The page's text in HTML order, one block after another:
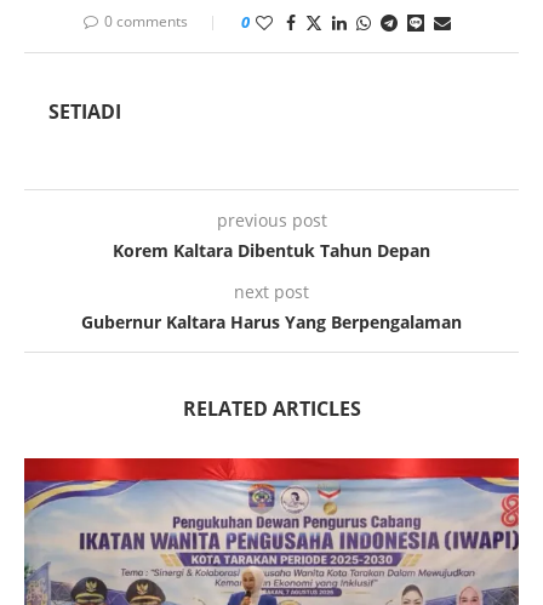
0 comments 0
SETIADI
previous post
Korem Kaltara Dibentuk Tahun Depan
next post
Gubernur Kaltara Harus Yang Berpengalaman
RELATED ARTICLES